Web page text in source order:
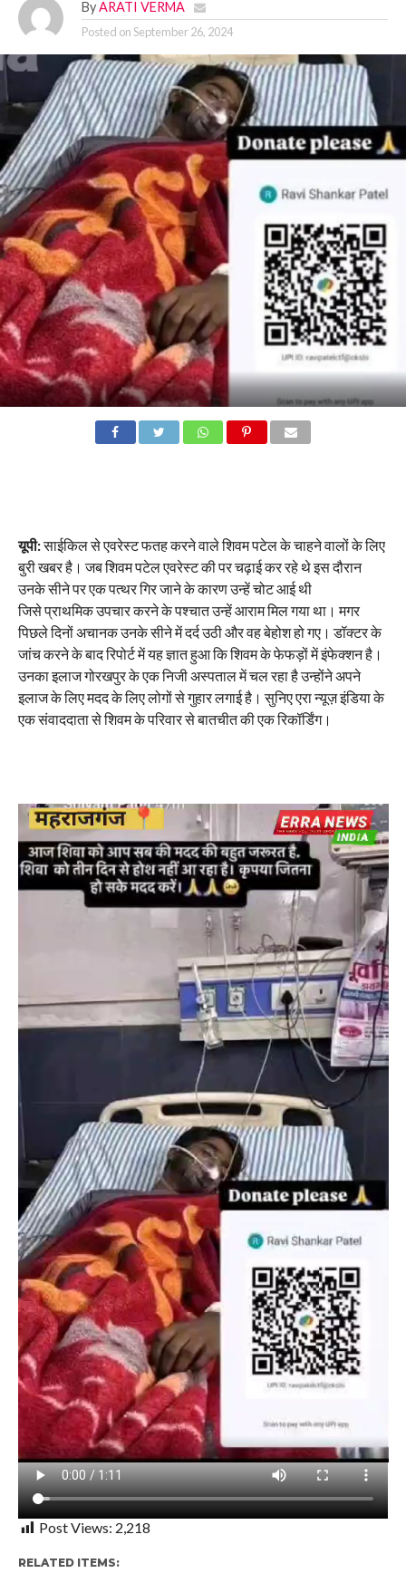
By ARATI VERMA
Posted onSeptember 26, 2024
यूपी:साईकिल से एवरेस्ट फतह करने वाले शिवम पटेल के चाहने वालों के लिए
बुरी खबर है। जब शिवम पटेल एवरेस्ट की पर चढ़ाई कर रहे थे इस दौरान
उनके सीने पर एक पत्थर गिर जाने के कारण उन्हें चोट आई थी
जिसे प्राथमिक उपचार करने के पश्चात उन्हें आराम मिल गया था। मगर
पिछले दिनों अचानक उनके सीने में दर्द उठी और वह बेहोश हो गए। डॉक्टर के
जांच करने के बाद रिपोर्ट में यह ज्ञात हुआ कि शिवम के फेफड़ों में इंफेक्शन है।
उनका इलाज गोरखपुर के एक निजी अस्पताल में चल रहा है उन्होंने अपने
इलाज के लिए मदद के लिए लोगों से गुहार लगाई है। सुनिए एरा न्यूज़ इंडिया के
एक संवाददाता से शिवम के परिवार से बातचीत की एक रिकॉर्डिंग।
Post Views: 2,218
RELATED ITEMS: